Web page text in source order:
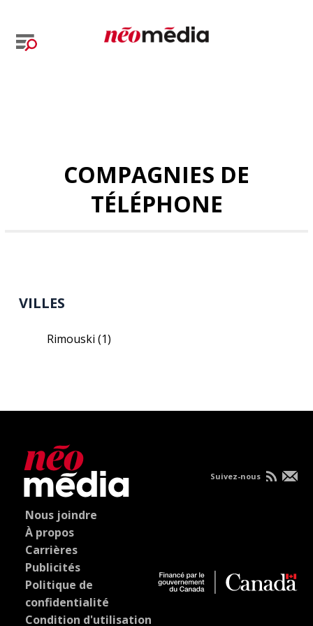
COMPAGNIES DE
TÉLÉPHONE
VILLES
Rimouski(1)
Nous joindre
À propos
Carrières
Publicités
Politique de
confidentialité
Condition d'utilisation
Suivez-nous